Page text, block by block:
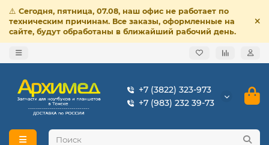
⚠️ Сегодня, пятница, 07.08, наш офис не работает по
техническим причинам. Все заказы, оформленные на
сайте, будут обработаны в ближайший рабочий день.
+7 (3822) 323-973
+7 (983) 232 39-73